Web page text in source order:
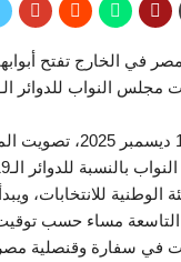
في الخارج تفتح
انطلق اليوم الاثنين 1
الوطنية للانتخابات،
التاسعة مساء حسب
في سفارة وقنصلية مصر